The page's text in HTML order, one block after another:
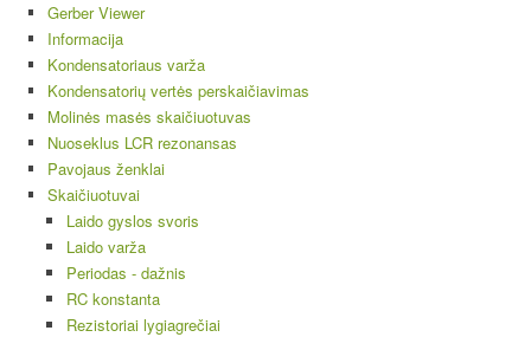
Gerber Viewer
Informacija
Kondensatoriaus varža
Kondensatorių vertės perskaičiavimas
Molinės masės skaičiuotuvas
Nuoseklus LCR rezonansas
Pavojaus ženklai
Skaičiuotuvai
Laido gyslos svoris
Laido varža
Periodas - dažnis
RC konstanta
Rezistoriai lygiagrečiai